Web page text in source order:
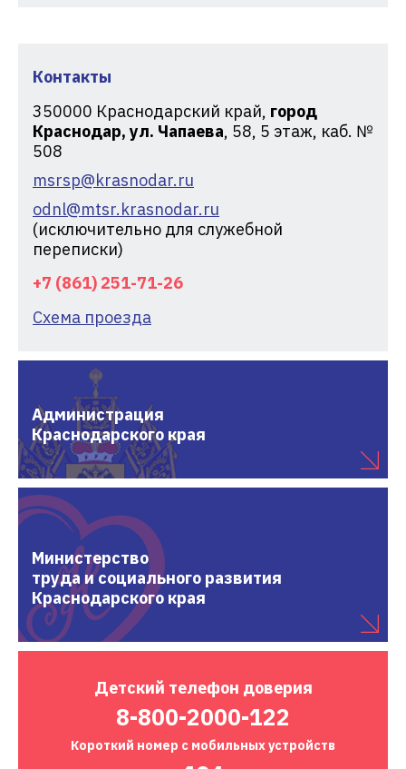
Контакты
350000 Краснодарский край, город
Краснодар, ул. Чапаева, 58, 5 этаж, каб. №
508
msrsp@krasnodar.ru
odnl@mtsr.krasnodar.ru
(исключительно для служебной
переписки)
+7 (861) 251-71-26
Схема проезда
Администрация
Краснодарского края
Министерство
труда и социального развития
Краснодарского края
Детский телефон доверия
8-800-2000-122
Короткий номер с мобильных устройств